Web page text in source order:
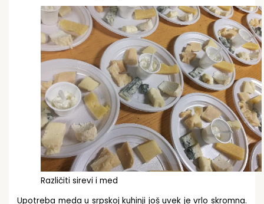
Različiti sirevi i med
Upotreba meda u srpskoj kuhinji još uvek je vrlo skromna.